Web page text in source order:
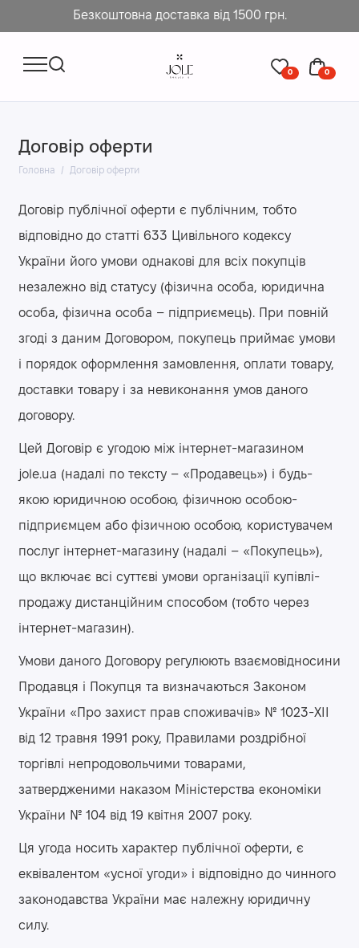
Безкоштовна доставка від 1500 грн.
0 0
Договір оферти
Головна Договір оферти
Договір публічної оферти є публічним, тобто
відповідно до статті 633 Цивільного кодексу
України його умови однакові для всіх покупців
незалежно від статусу (фізична особа, юридична
особа, фізична особа – підприємець). При повній
згоді з даним Договором, покупець приймає умови
і порядок оформлення замовлення, оплати товару,
доставки товару і за невиконання умов даного
договору.
Цей Договір є угодою між інтернет-магазином
jole.ua (надалі по тексту – «Продавець») і будь-
якою юридичною особою, фізичною особою-
підприємцем або фізичною особою, користувачем
послуг інтернет-магазину (надалі – «Покупець»),
що включає всі суттєві умови організації купівлі-
продажу дистанційним способом (тобто через
інтернет-магазин).
Умови даного Договору регулюють взаємовідносини
Продавця і Покупця та визначаються Законом
України «Про захист прав споживачів» № 1023-XII
від 12 травня 1991 року, Правилами роздрібної
торгівлі непродовольчими товарами,
затвердженими наказом Міністерства економіки
України № 104 від 19 квітня 2007 року.
Ця угода носить характер публічної оферти, є
еквівалентом «усної угоди» і відповідно до чинного
законодавства України має належну юридичну
силу.